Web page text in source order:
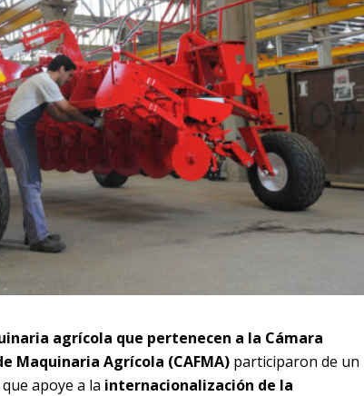
agrícola que pertenecen a la Cámara
Maquinaria Agrícola (CAFMA)participaron de un
apoye a la internacionalización de la